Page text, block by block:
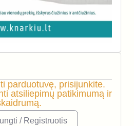
parduotuvę, prisijunkite.
atsiliepimų patikimumą ir
/ Registruotis